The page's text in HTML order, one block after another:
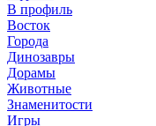
В профиль
Восток
Города
Динозавры
Дорамы
Животные
Знаменитости
Игры